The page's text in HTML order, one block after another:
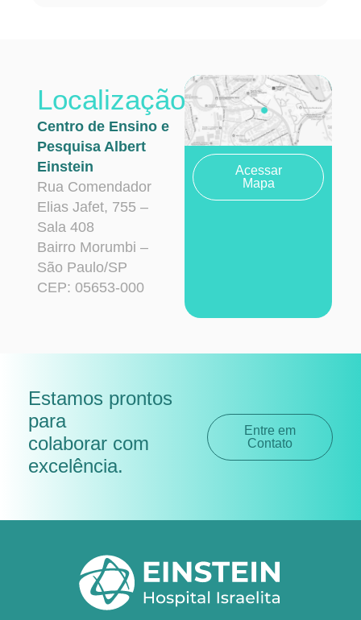
Localização
Centro de Ensino e
Pesquisa Albert
Einstein
Rua Comendador
Elias Jafet, 755 –
Sala 408
Bairro Morumbi –
São Paulo/SP
CEP: 05653-000
Acessar
Mapa
Estamos prontos
para
colaborar com
excelência.
Entre em
Contato